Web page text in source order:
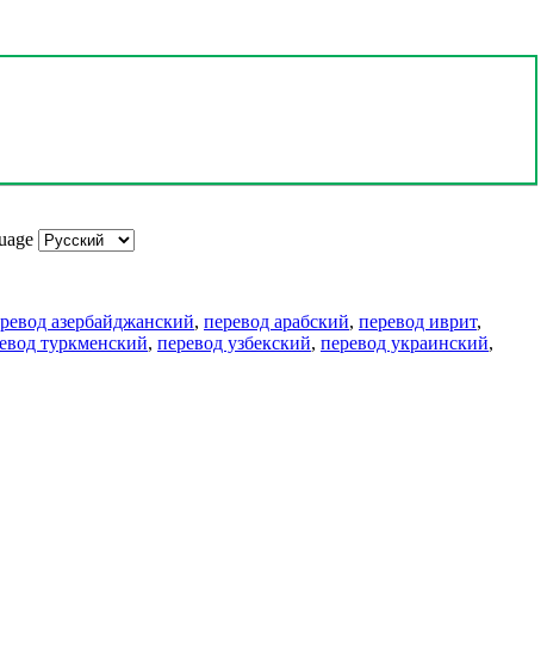
азербайджанский, перевод арабский, перевод иврит,
туркменский, перевод узбекский, перевод украинский,